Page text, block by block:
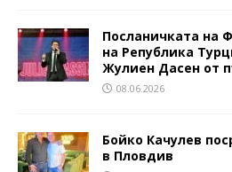
Посланичката на
на Република
Жулиен Дасен от
08.06.2026
Бойко Качулев
в Пловдив